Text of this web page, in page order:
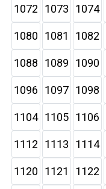
1072 1073 1074
1080 1081 1082
1088 1089 1090
1096 1097 1098
1104 1105 1106
1112 1113 1114
1120 1121 1122